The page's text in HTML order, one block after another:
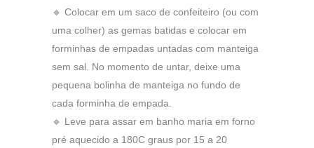
🔹 Colocar em um saco de confeiteiro (ou com
uma colher) as gemas batidas e colocar em
forminhas de empadas untadas com manteiga
sem sal. No momento de untar, deixe uma
pequena bolinha de manteiga no fundo de
cada forminha de empada.
🔹 Leve para assar em banho maria em forno
pré aquecido a 180C graus por 15 a 20